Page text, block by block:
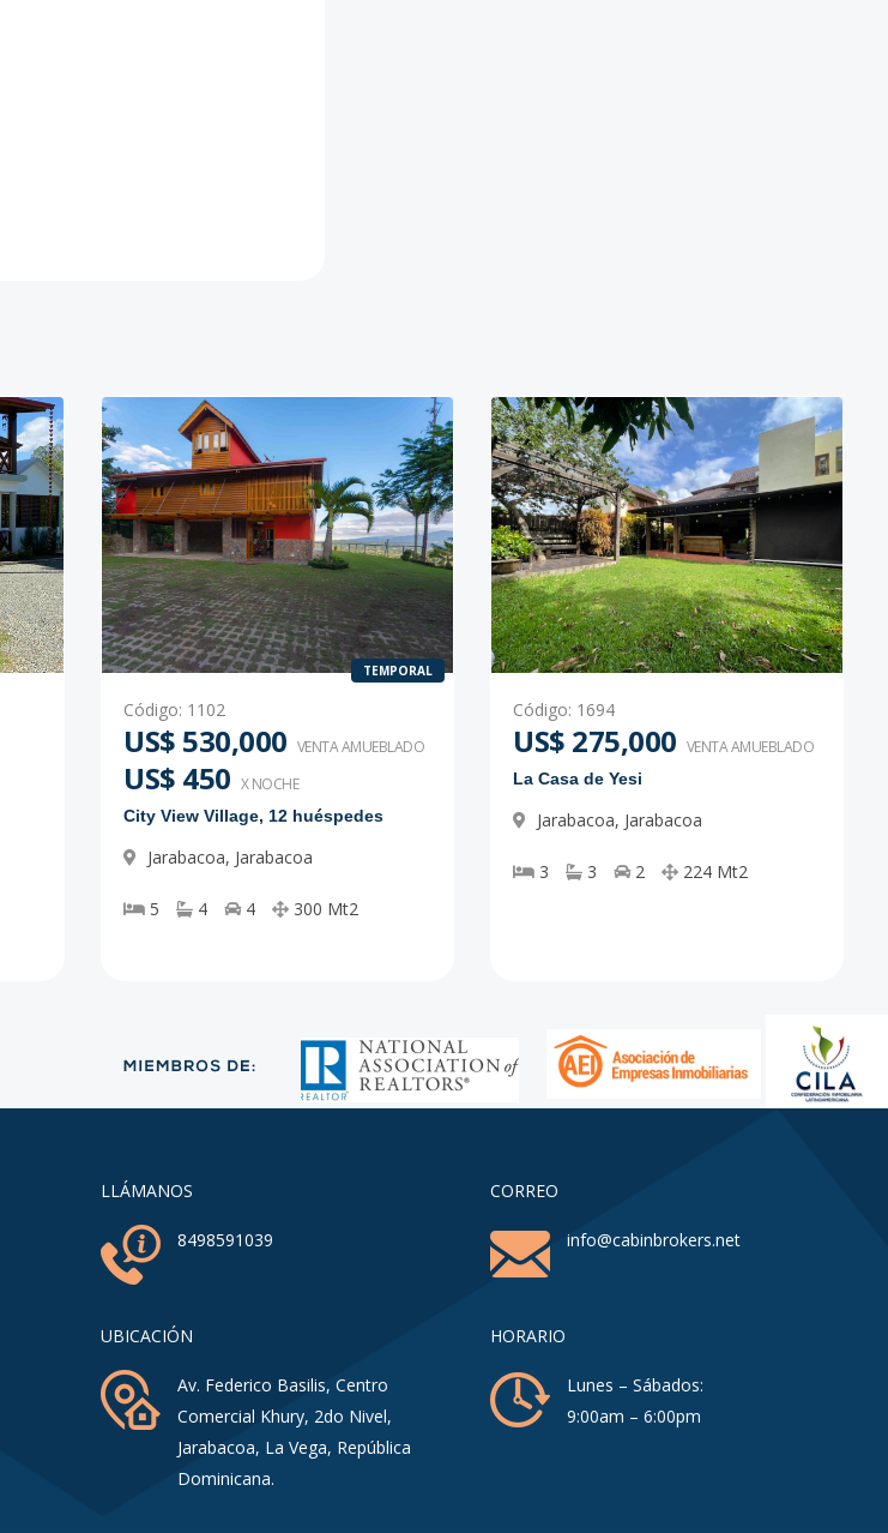
TEMPORAL
Código: 1102
US$ 530,000 VENTA AMUEBLADO
US$ 450 X NOCHE
City View Village, 12 huéspedes
Jarabacoa, Jarabacoa
5 4 4 300 Mt2
Código: 1694
US$ 275,000 VENTA AMUEBLADO
La Casa de Yesi
Jarabacoa, Jarabacoa
3 3 2 224 Mt2
LLÁMANOS
8498591039
UBICACIÓN
Av. Federico Basilis, Centro
Comercial Khury, 2do Nivel,
Jarabacoa, La Vega, República
Dominicana.
CORREO
info@cabinbrokers.net
HORARIO
Lunes – Sábados:
9:00am – 6:00pm